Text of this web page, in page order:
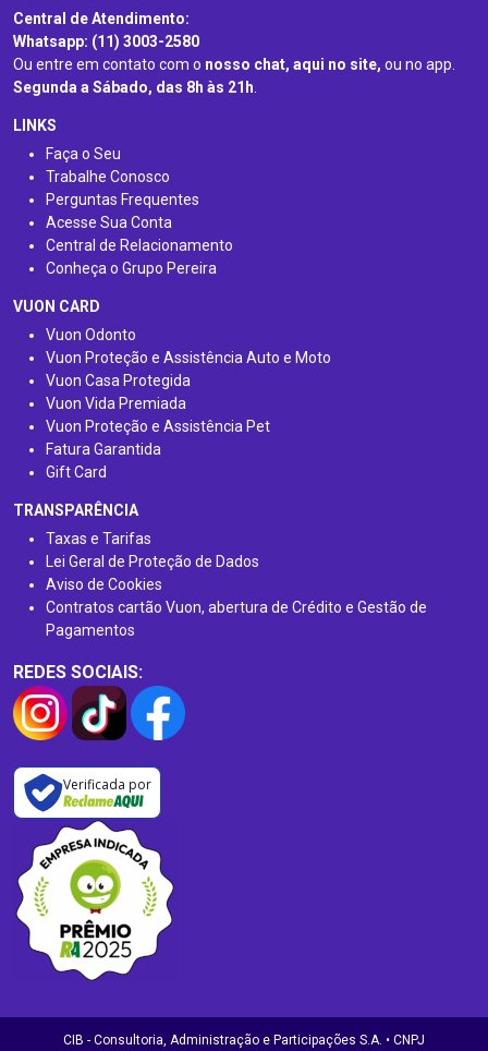
Central de Atendimento:
Whatsapp: (11) 3003-2580
Ou entre em contato com o nosso chat, aqui no site, ou no app.
Segunda a Sábado, das 8h às 21h.
LINKS
Faça o Seu
Trabalhe Conosco
Perguntas Frequentes
Acesse Sua Conta
Central de Relacionamento
Conheça o Grupo Pereira
VUON CARD
Vuon Odonto
Vuon Proteção e Assistência Auto e Moto
Vuon Casa Protegida
Vuon Vida Premiada
Vuon Proteção e Assistência Pet
Fatura Garantida
Gift Card
TRANSPARÊNCIA
Taxas e Tarifas
Lei Geral de Proteção de Dados
Aviso de Cookies
Contratos cartão Vuon, abertura de Crédito e Gestão de
Pagamentos
REDES SOCIAIS:
Verificada por
CIB - Consultoria, Administração e Participações S.A. • CNPJ